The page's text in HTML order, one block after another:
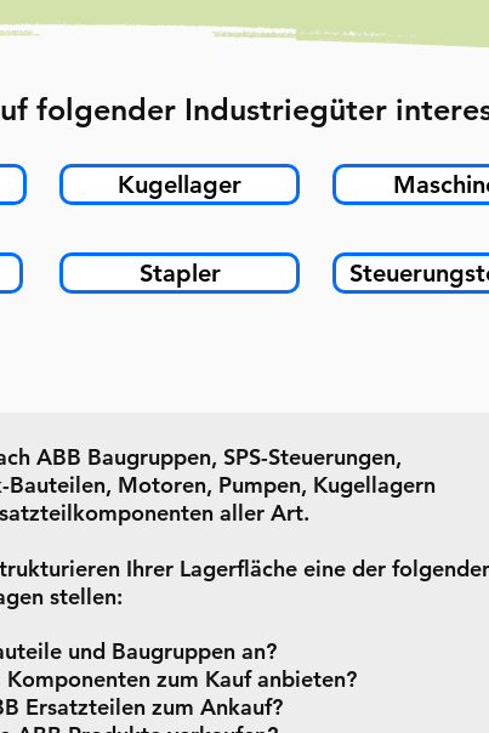
folgender Industriegüter
Kugellager
Stapler
ABB Baugruppen, SPS-Steuerungen,
Motoren, Pumpen, Kugellagern
aller Art.
Ihrer Lagerfläche eine der
stellen:
und Baugruppen an?
zum Kauf anbieten?
Ersatzteilen zum Ankauf?